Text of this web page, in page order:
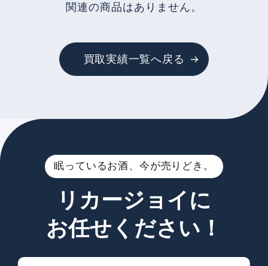
関連の商品はありません。
買取実績一覧へ戻る
眠っているお酒、今が売りどき。
リカージョイに
お任せください！